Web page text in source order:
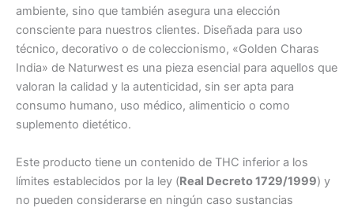
ambiente, sino que también asegura una elección
consciente para nuestros clientes. Diseñada para uso
técnico, decorativo o de coleccionismo, «Golden Charas
India» de Naturwest es una pieza esencial para aquellos que
valoran la calidad y la autenticidad, sin ser apta para
consumo humano, uso médico, alimenticio o como
suplemento dietético.
Este producto tiene un contenido de THC inferior a los
límites establecidos por la ley (Real Decreto 1729/1999) y
no pueden considerarse en ningún caso sustancias